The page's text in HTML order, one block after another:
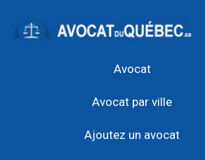
Avocat
Avocat par ville
Ajoutez un avocat